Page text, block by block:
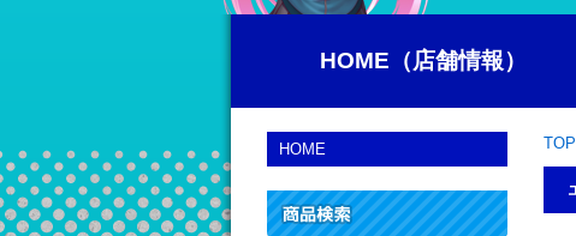
HOME（店舗情報）
TOP
HOME